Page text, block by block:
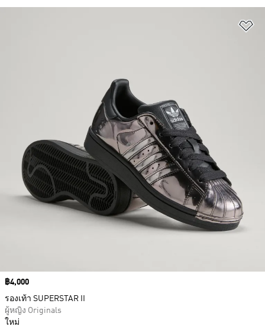
Price
฿4,000
รองเท้า SUPERSTAR II
ผู้หญิง Originals
ใหม่